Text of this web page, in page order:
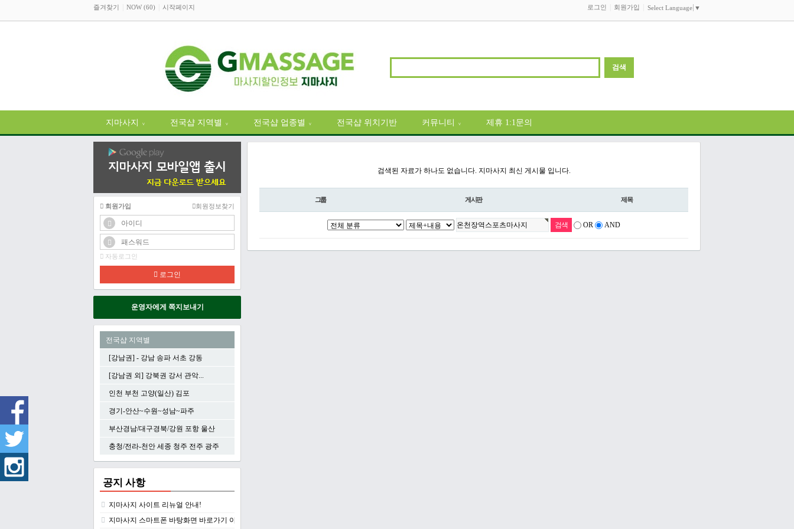
즐겨찾기 NOW (60) 시작페이지 로그인 회원가입 Select Language ▼
지마사지 ∨ 전국샵 지역별 ∨ 전국샵 업종별 ∨ 전국샵 위치기반 커뮤니티 ∨ 제휴 1:1문의
검색된 자료가 하나도 없습니다. 지마사지 최신 게시물 입니다.
그룹 게시판 제목
OR AND
회원가입 회원정보찾기
자동로그인
로그인
운영자에게 쪽지보내기
전국샵 지역별
[강남권] - 강남 송파 서초 강동
[강남권 외] 강북권 강서 관악...
인천 부천 고양(일산) 김포
경기-안산~수원~성남~파주
부산경남/대구경북/강원 포항 울산
충청/전라-천안 세종 청주 전주 광주
공지 사항
지마사지 사이트 리뉴얼 안내!
지마사지 스마트폰 바탕화면 바로가기 아이콘 만들기-편하게 사이트로 접속하…